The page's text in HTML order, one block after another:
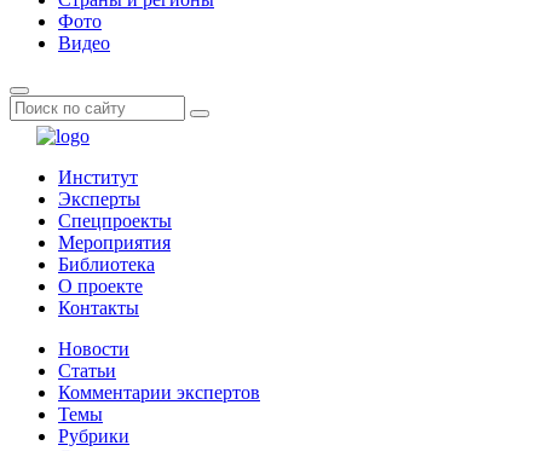
Фото
Видео
Институт
Эксперты
Спецпроекты
Мероприятия
Библиотека
О проекте
Контакты
Новости
Статьи
Комментарии экспертов
Темы
Рубрики